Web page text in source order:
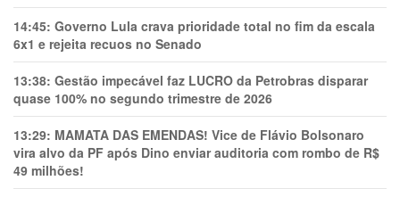
14:45: Governo Lula crava prioridade total no fim da escala
6x1 e rejeita recuos no Senado
13:38: Gestão impecável faz LUCRO da Petrobras disparar
quase 100% no segundo trimestre de 2026
13:29: MAMATA DAS EMENDAS! Vice de Flávio Bolsonaro
vira alvo da PF após Dino enviar auditoria com rombo de R$
49 milhões!